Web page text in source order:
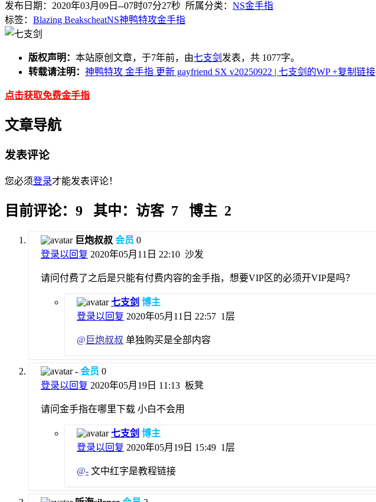
发布日期：2020年03月09日--07时07分27秒 所属分类： NS金手指
标签： Blazing BeakscheatNS神鸭特攻金手指
版权声明： 本站原创文章，于7年前，由七支剑 发表，共 1077字。
转载请注明： 神鸭特攻 金手指 更新 gayfriend SX v20250922 | 七支剑的WP+复制链接
点击获取免费金手指
文章导航
发表评论
您必须登录才能发表评论！
目前评论：9 其中：访客 7 博主 2
巨炮叔叔 会员 0
登录以回复 2020年05月11日 22:10 沙发
请问付费了之后是只能有付费内容的金手指，想要VIP区的必须开VIP是吗？
七支剑 博主
登录以回复 2020年05月11日 22:57 1层
@ 巨炮叔叔 单独购买是全部内容
- 会员 0
登录以回复 2020年05月19日 11:13 板凳
请问金手指在哪里下载 小白不会用
七支剑 博主
登录以回复 2020年05月19日 15:49 1层
@- 文中红字是教程链接